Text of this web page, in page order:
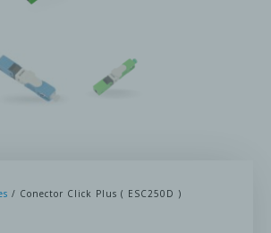
/ Conector Click Plus ( ESC250D )